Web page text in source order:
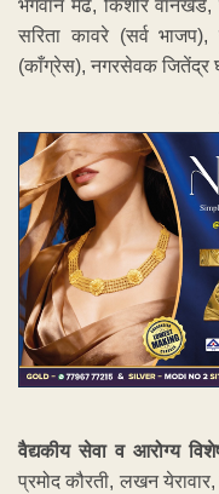
भगवान मेंढे, किशोर वानखेडे,
सरिता कावरे (सर्व
(काँग्रेस), नगरसेवक जितेंद्र
वैद्यकीय सेवा व आरोग्य
प्रमोद कौरती, लखन